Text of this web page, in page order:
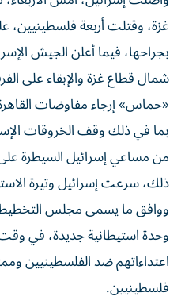
غزة، وقتلت أربعة فلسطينيين،
«حماس» إرجاء مفاوضات
بما في ذلك وقف الخروقات
ذلك، سرعت إسرائيل وتيرة
وحدة استيطانية جديدة، في
اعتداءاتهم ضد الفلسطينيين
فلسطينيين.